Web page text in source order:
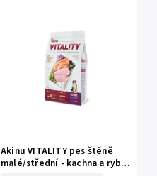
Akinu VITALITY pes štěně
malé/střední - kachna a ryba